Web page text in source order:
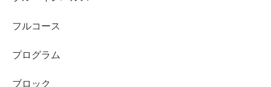
フルコース
プログラム
ブロック